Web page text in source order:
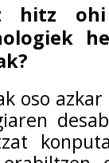
hitz
oso